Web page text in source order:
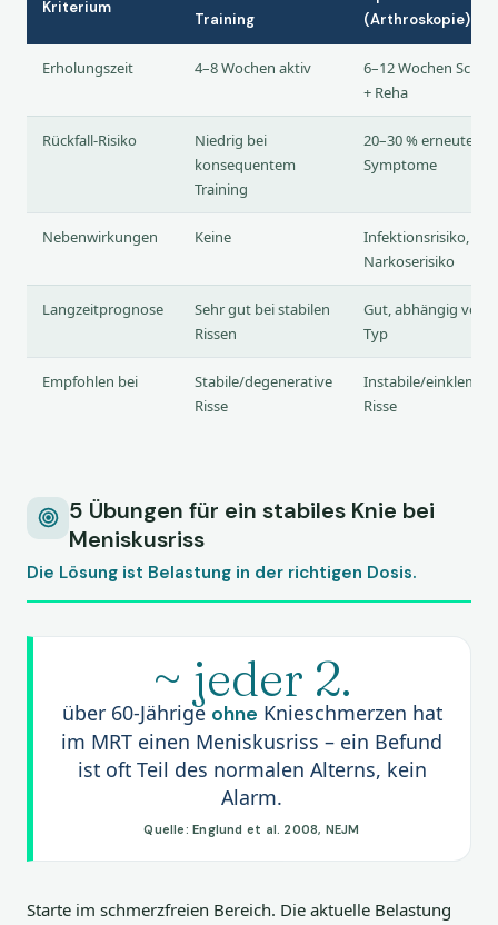
Kriterium
Training
(Arthroskopie)
Erholungszeit 4–8 Wochen aktiv
6–12 Wochen
+ Reha
Rückfall-Risiko
Niedrig bei
konsequentem
Training
20–30 % erneute
Symptome
Nebenwirkungen Keine
Infektionsrisiko,
Narkoserisiko
Langzeitprognose
Sehr gut bei stabilen
Rissen
Gut, abhängig vom
Typ
Empfohlen bei
Stabile/degenerative
Risse
Instabile/
Risse
5 Übungen für ein stabiles Knie bei
Meniskusriss
Die Lösung ist Belastung in der richtigen Dosis.
~ jeder 2.
über 60-Jährige ohne Knieschmerzen hat
im MRT einen Meniskusriss – ein Befund
ist oft Teil des normalen Alterns, kein
Alarm.
Quelle: Englund et al. 2008, NEJM
Starte im schmerzfreien Bereich. Die aktuelle Belastung